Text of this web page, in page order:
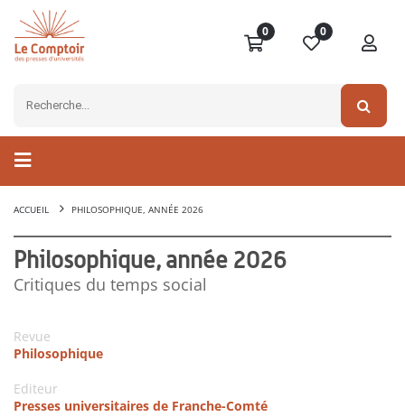
0 0
ACCUEIL PHILOSOPHIQUE, ANNÉE 2026
Philosophique, année 2026
Critiques du temps social
Revue
Philosophique
Editeur
Presses universitaires de Franche-Comté